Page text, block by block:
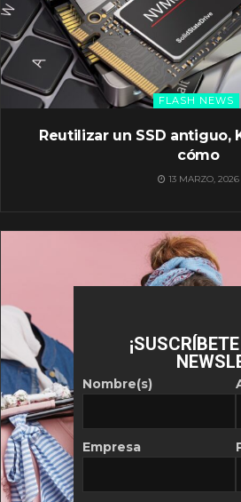
FLASH NEWS
Reutilizar un SSD antiguo,
cómo
13 MARZO, 2026
Nombre(s)
Empresa